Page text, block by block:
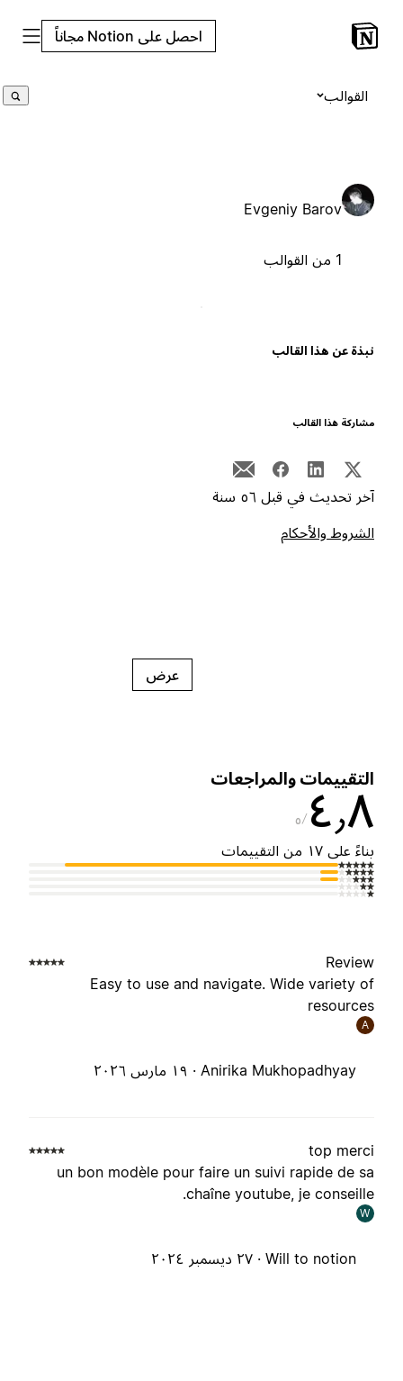
احصل على Notion مجاناً
القوالب
Evgeniy Barov
عن هذا القالب
هذا القالب
تحديث في قبل ٥٦ سنة
والأحكام
عرض
والمراجعات
٥
على ١٧ من التقييمات
Easy to use and navigate. Wide variety
Anirika Mukhopadhyay · ١٩ مارس ٢٠٢٦
top
un bon modèle pour faire un suivi rapide de
chaîne youtube, je
Will to notion · ٢٧ ديسمبر ٢٠٢٤